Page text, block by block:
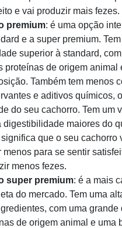
e vai produzir mais fezes.
premium: é uma opção
e a super premium.
superior à standard,
proteínas de origem animal
Também tem menos
e aditivos químicos,
do seu cachorro. Tem um
digestibilidade maiores do
que o seu cachorro
menos para se sentir
menos fezes.
super premium: é a mais
do mercado. Tem uma
com uma grande
de origem animal e uma